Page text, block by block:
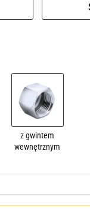
z gwintem
wewnętrznym